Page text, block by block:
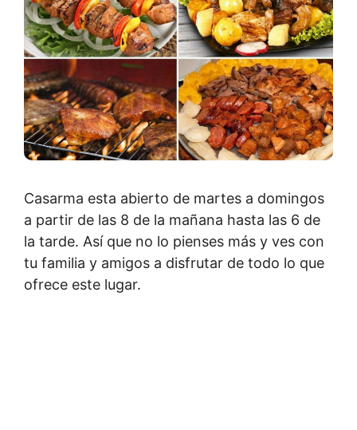
Casarma esta abierto de martes a domingos
a partir de las 8 de la mañana hasta las 6 de
la tarde. Así que no lo pienses más y ves con
tu familia y amigos a disfrutar de todo lo que
ofrece este lugar.